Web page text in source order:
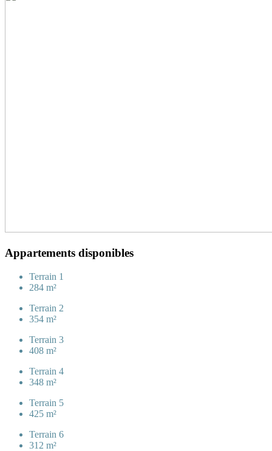
Appartements disponibles
Terrain 1
284 m²
Terrain 2
354 m²
Terrain 3
408 m²
Terrain 4
348 m²
Terrain 5
425 m²
Terrain 6
312 m²